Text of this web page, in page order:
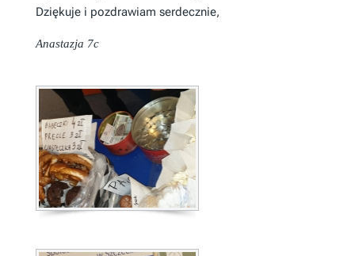
Dziękuje i pozdrawiam serdecznie,
Anastazja 7c